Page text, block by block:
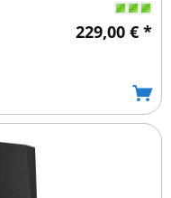
229,00 € *